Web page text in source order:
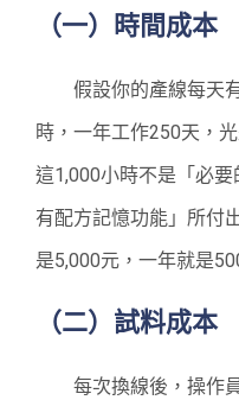
（一）時間成本
假設你的產線每天有
時，一年工作250天，
這1,000小時不是「必
有配方記憶功能」所付
是5,000元，一年就是
（二）試料成本
每次換線後，操作員